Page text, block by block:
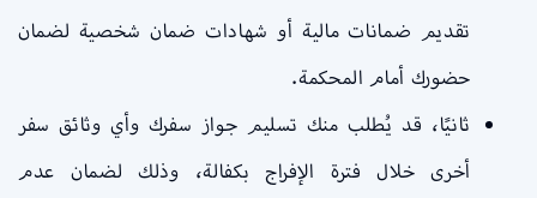
تقديم ضمانات مالية أو شهادات ضمان شخصية لضمان
حضورك أمام المحكمة.
ثانيًا، قد يُطلب منك تسليم جواز سفرك وأي وثائق سفر
أخرى خلال فترة الإفراج بكفالة، وذلك لضمان عدم